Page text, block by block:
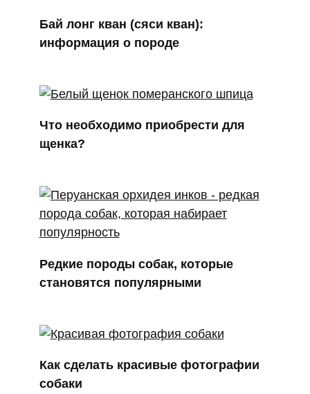
Бай лонг кван (сяси кван):
информация о породе
Что необходимо приобрести для
щенка?
Редкие породы собак, которые
становятся популярными
Как сделать красивые фотографии
собаки